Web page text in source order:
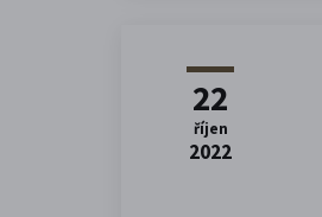
22
říjen
2022